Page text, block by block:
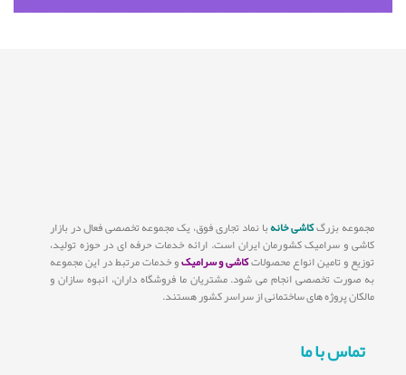
مجموعه بزرگکاشی خانهبا نماد تجاری فوق، یک مجموعه تخصصی فعال در بازار
کاشی و سرامیک کشورمان ایران است. ارائه خدمات حرفه ای در حوزه تولید،
توزیع و تامین انواع محصولاتکاشی و سرامیکو خدمات مرتبط در این مجموعه
به صورت تخصصی انجام می شود. مشتریان ما فروشگاه داران، انبوه سازان و
مالکان پروژه های ساختمانی از سراسر کشور هستند.
تماس با ما